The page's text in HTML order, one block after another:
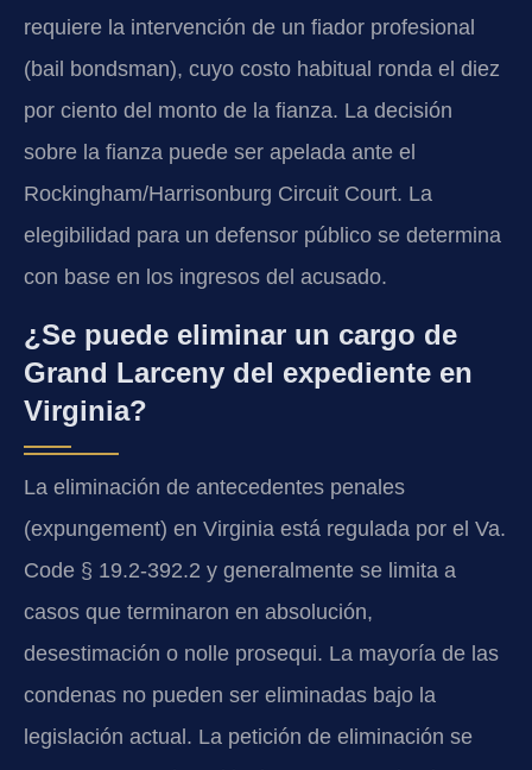
requiere la intervención de un fiador profesional
(bail bondsman), cuyo costo habitual ronda el diez
por ciento del monto de la fianza. La decisión
sobre la fianza puede ser apelada ante el
Rockingham/Harrisonburg Circuit Court. La
elegibilidad para un defensor público se determina
con base en los ingresos del acusado.
¿Se puede eliminar un cargo de
Grand Larceny del expediente en
Virginia?
La eliminación de antecedentes penales
(expungement) en Virginia está regulada por el Va.
Code § 19.2-392.2 y generalmente se limita a
casos que terminaron en absolución,
desestimación o nolle prosequi. La mayoría de las
condenas no pueden ser eliminadas bajo la
legislación actual. La petición de eliminación se